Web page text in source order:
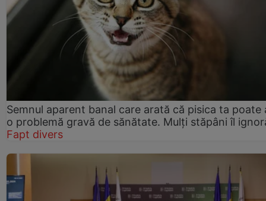
Semnul aparent banal care arată că pisica ta poate
o problemă gravă de sănătate. Mulți stăpâni îl
Fapt divers